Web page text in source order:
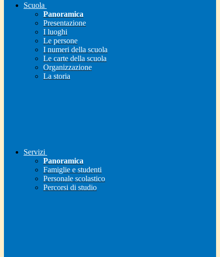
Scuola
Panoramica
Presentazione
I luoghi
Le persone
I numeri della scuola
Le carte della scuola
Organizzazione
La storia
Servizi
Panoramica
Famiglie e studenti
Personale scolastico
Percorsi di studio